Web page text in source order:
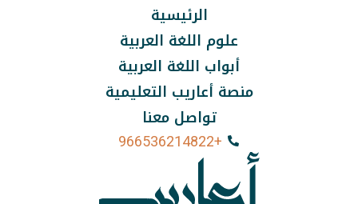
الرئيسية
علوم اللغة العربية
أبواب اللغة العربية
منصة أعاريب التعليمية
تواصل معنا
+966536214822